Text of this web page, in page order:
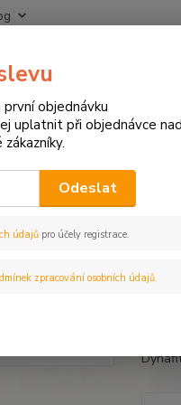
Pánské rukavice na motorku
objednávku
uplatnit při objednávce
Odeslat
údajů pro účely registrace.
zpracování osobních údajů.